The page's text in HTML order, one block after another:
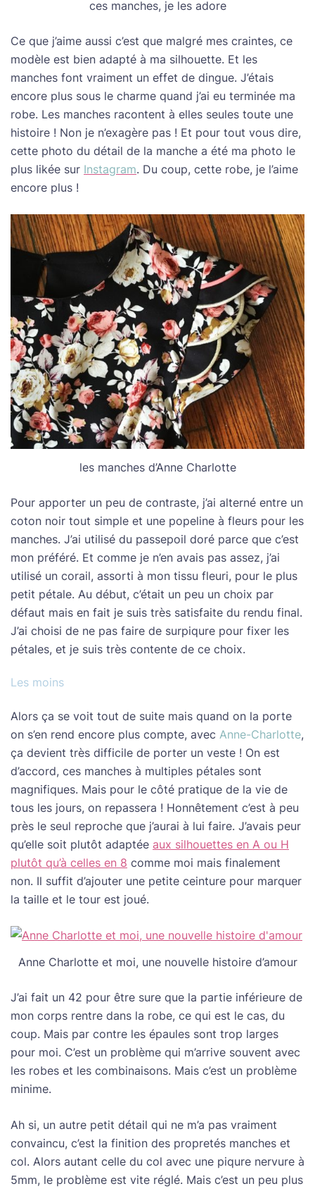
ces manches, je les adore
Ce que j’aime aussi c’est que malgré mes craintes, ce
modèle est bien adapté à ma silhouette. Et les
manches font vraiment un effet de dingue. J’étais
encore plus sous le charme quand j’ai eu terminée ma
robe. Les manches racontent à elles seules toute une
histoire ! Non je n’exagère pas ! Et pour tout vous dire,
cette photo du détail de la manche a été ma photo le
plus likée sur Instagram. Du coup, cette robe, je l’aime
encore plus !
les manches d’Anne Charlotte
Pour apporter un peu de contraste, j’ai alterné entre un
coton noir tout simple et une popeline à fleurs pour les
manches. J’ai utilisé du passepoil doré parce que c’est
mon préféré. Et comme je n’en avais pas assez, j’ai
utilisé un corail, assorti à mon tissu fleuri, pour le plus
petit pétale. Au début, c’était un peu un choix par
défaut mais en fait je suis très satisfaite du rendu final.
J’ai choisi de ne pas faire de surpiqure pour fixer les
pétales, et je suis très contente de ce choix.
Les moins
Alors ça se voit tout de suite mais quand on la porte
on s’en rend encore plus compte, avec Anne-Charlotte,
ça devient très difficile de porter un veste ! On est
d’accord, ces manches à multiples pétales sont
magnifiques. Mais pour le côté pratique de la vie de
tous les jours, on repassera ! Honnêtement c’est à peu
près le seul reproche que j’aurai à lui faire. J’avais peur
qu’elle soit plutôt adaptée aux silhouettes en A ou H
plutôt qu’à celles en 8 comme moi mais finalement
non. Il suffit d’ajouter une petite ceinture pour marquer
la taille et le tour est joué.
Anne Charlotte et moi, une nouvelle histoire d’amour
J’ai fait un 42 pour être sure que la partie inférieure de
mon corps rentre dans la robe, ce qui est le cas, du
coup. Mais par contre les épaules sont trop larges
pour moi. C’est un problème qui m’arrive souvent avec
les robes et les combinaisons. Mais c’est un problème
minime.
Ah si, un autre petit détail qui ne m’a pas vraiment
convaincu, c’est la finition des propretés manches et
col. Alors autant celle du col avec une piqure nervure à
5mm, le problème est vite réglé. Mais c’est un peu plus